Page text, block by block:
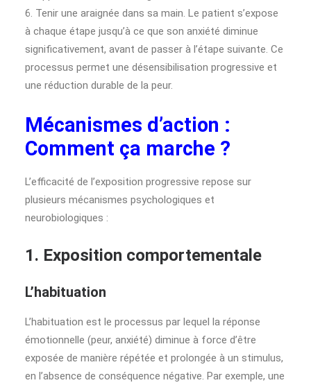
6. Tenir une araignée dans sa main. Le patient s’expose
à chaque étape jusqu’à ce que son anxiété diminue
significativement, avant de passer à l’étape suivante. Ce
processus permet une désensibilisation progressive et
une réduction durable de la peur.
Mécanismes d’action :
Comment ça marche ?
L’efficacité de l’exposition progressive repose sur
plusieurs mécanismes psychologiques et
neurobiologiques :
1. Exposition comportementale
L’habituation
L’habituation est le processus par lequel la réponse
émotionnelle (peur, anxiété) diminue à force d’être
exposée de manière répétée et prolongée à un stimulus,
en l’absence de conséquence négative. Par exemple, une